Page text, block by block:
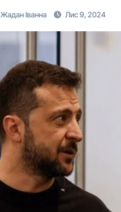
Жадан Іванна Лис 9, 2024